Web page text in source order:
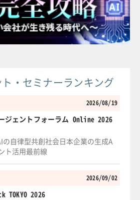
・セミナーランキング
2026/08/19
ジェントフォーラム Online 2026
の自律型共創社会日本企業の生成A
ト活用最前線
2026/09/02
TOKYO 2026